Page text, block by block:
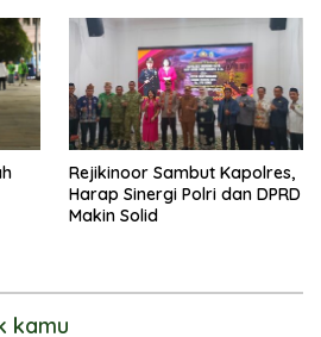
Rejikinoor Sambut Kapolres,
Harap Sinergi Polri dan DPRD
Makin Solid
kamu